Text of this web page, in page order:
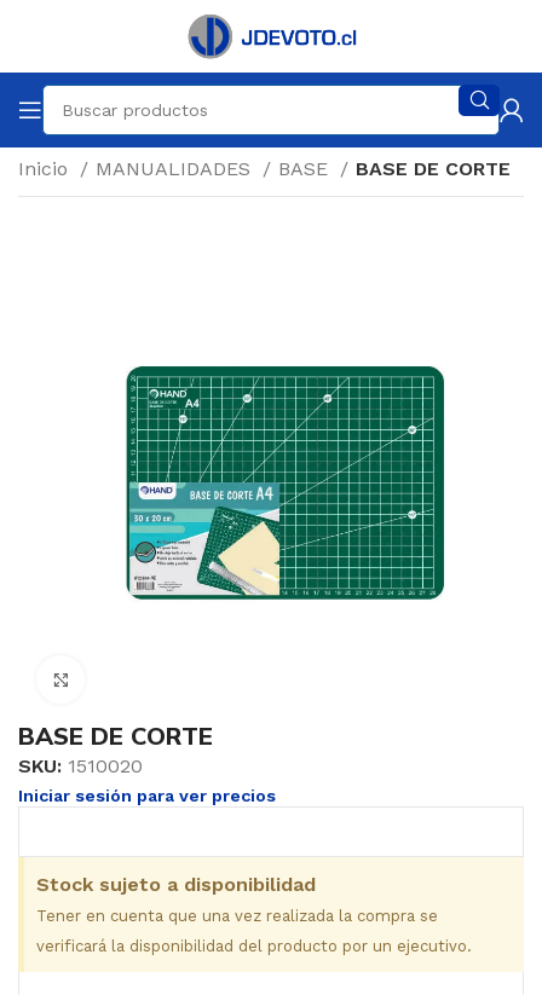
Inicio MANUALIDADES BASE BASE DE CORTE
BASE DE CORTE
SKU: 1510020
Iniciar sesión para ver precios
Stock sujeto a disponibilidad
Tener en cuenta que una vez realizada la compra se
verificará la disponibilidad del producto por un ejecutivo.